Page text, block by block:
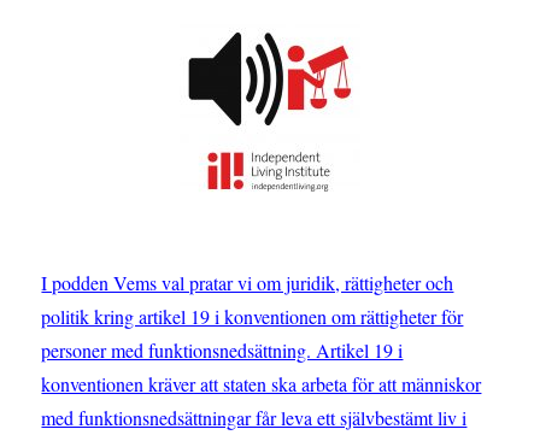
I podden Vems val pratar vi om juridik, rättigheter och
politik kring artikel 19 i konventionen om rättigheter för
personer med funktionsnedsättning. Artikel 19 i
konventionen kräver att staten ska arbeta för att människor
med funktionsnedsättningar får leva ett självbestämt liv i